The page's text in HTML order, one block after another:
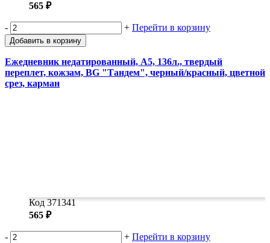
565 ₽
- + Перейти в корзину
Добавить в корзину
Ежедневник недатированный, А5, 136л., твердый
переплет, кожзам, BG "Тандем", черный/красный, цветной
срез, карман
Код 371341
565 ₽
- + Перейти в корзину